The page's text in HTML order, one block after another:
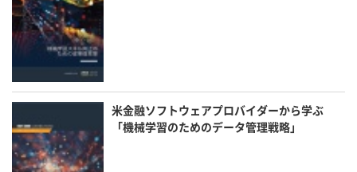
米金融ソフトウェアプロバイダーから学ぶ
「機械学習のためのデータ管理戦略」